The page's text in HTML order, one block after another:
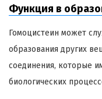
Функция в
Гомоцистеин может
образования других
соединения, которые
биологических